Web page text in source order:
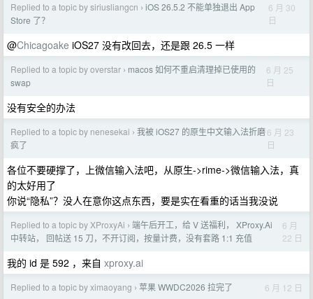
Replied to a topic by siriusliangcn › iOS 26.5.2 不能单独退出 App
Store 了？
6 月 30
日
@Chicagoake iOS27 没有改回去，还是跟 26.5 一样
Replied to a topic by overstar › macos 如何不重启清理掉已使用的
swap
6 月 25
日
没有安全的办法
Replied to a topic by nenesekai › 我被 iOS27 的原生中文输入法折磨
疯了
6 月 23
日
各位不要硬撑了，上微信输入法吧，从原生->rime->微信输入法，真
的太好用了
你说“隐私”？没人在意你这点东西，要是实在看重的话当我没说
Replied to a topic by XProxyAi › 端午后开工，给 V 送福利， XProxy.Ai
中转站， 回帖送 15 刀，不开订阅，按量计费，没有套路 1:1 充值
6 月
22 日
我的 id 是 592 ，来自 xproxy.ai
Replied to a topic by ximaoyang › 苹果 WWDC2026 拉完了 6 月 12 日